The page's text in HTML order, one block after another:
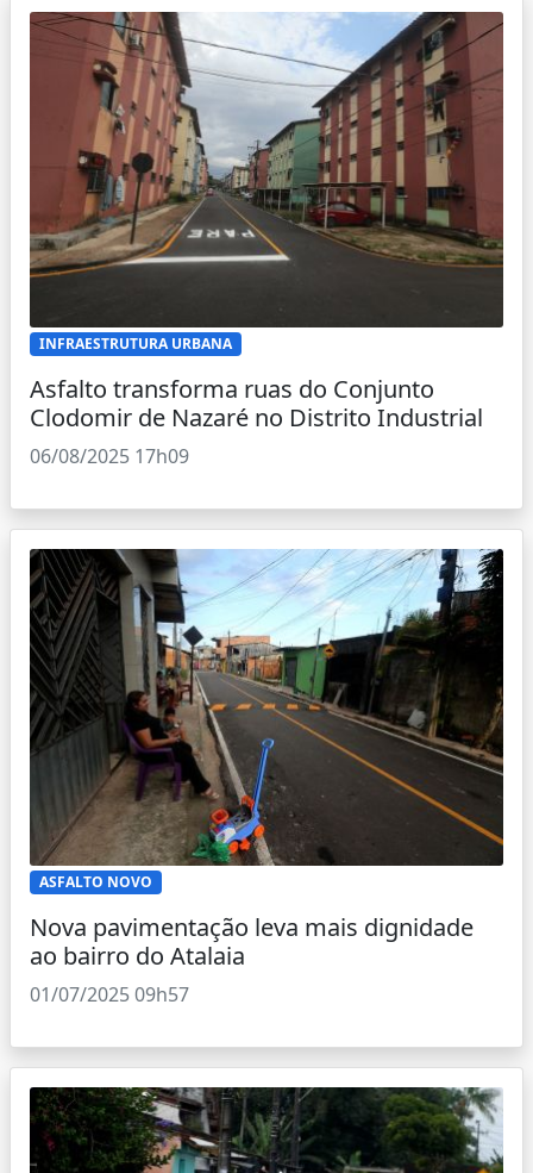
INFRAESTRUTURA URBANA
Asfalto transforma ruas do Conjunto
Clodomir de Nazaré no Distrito Industrial
06/08/2025 17h09
ASFALTO NOVO
Nova pavimentação leva mais dignidade
ao bairro do Atalaia
01/07/2025 09h57